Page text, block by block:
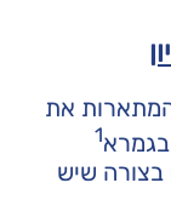
את
1
בצורה שיש